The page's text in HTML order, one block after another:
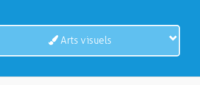
Arts visuels